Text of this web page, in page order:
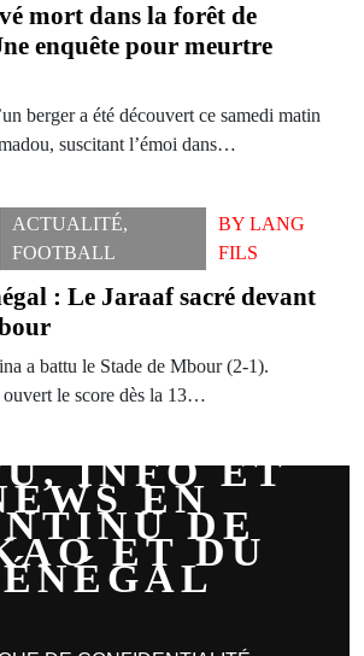
mort dans la forêt de
enquête pour meurtre
berger a été découvert ce samedi matin
suscitant l’émoi dans…
ACTUALITÉ,
FOOTBALL
BYLANG
FILS
: Le Jaraaf sacré devant
a battu le Stade de Mbour (2-1).
le score dès la 13…
INFO ET
EN
DE
ET DU